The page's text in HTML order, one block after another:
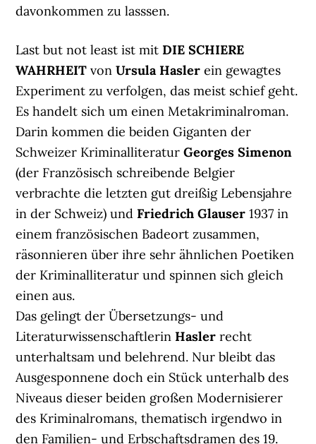
davonkommen zu lasssen.
Last but not least ist mitDIE SCHIERE
WAHRHEIT vonUrsula Hasler ein gewagtes
Experiment zu verfolgen, das meist schief geht.
Es handelt sich um einen Metakriminalroman.
Darin kommen die beiden Giganten der
Schweizer KriminalliteraturGeorges Simenon
(der Französisch schreibende Belgier
verbrachte die letzten gut dreißig Lebensjahre
in der Schweiz) undFriedrich Glauser 1937 in
einem französischen Badeort zusammen,
räsonnieren über ihre sehr ähnlichen Poetiken
der Kriminalliteratur und spinnen sich gleich
einen aus.
Das gelingt der Übersetzungs- und
LiteraturwissenschaftlerinHasler recht
unterhaltsam und belehrend. Nur bleibt das
Ausgesponnene doch ein Stück unterhalb des
Niveaus dieser beiden großen Modernisierer
des Kriminalromans, thematisch irgendwo in
den Familien- und Erbschaftsdramen des 19.